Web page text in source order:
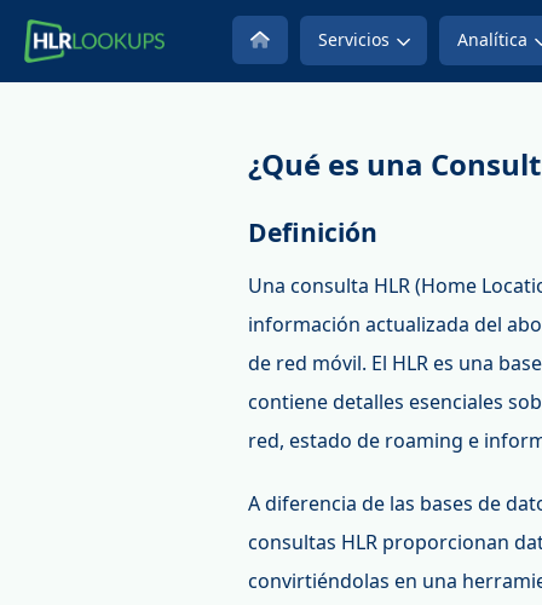
Servicios Analítica
¿Qué es una
Definición
Una consulta HLR (Home
información actualizada del
de red móvil. El HLR es una
contiene detalles esenciales
red, estado de roaming e
A diferencia de las bases de
consultas HLR proporcionan
convirtiéndolas en una